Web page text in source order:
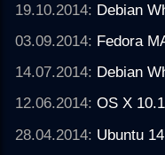
19.10.2014: Debian
03.09.2014: Fedora
14.07.2014: Debian
12.06.2014:OS X
28.04.2014: Ubuntu